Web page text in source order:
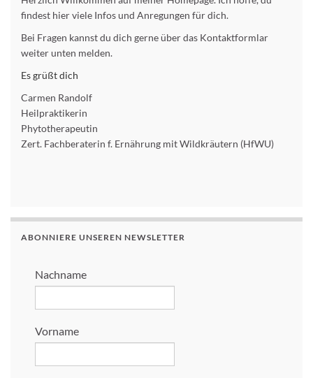
findest hier viele Infos und Anregungen für dich.
Bei Fragen kannst du dich gerne über das Kontaktformlar
weiter unten melden.
Es grüßt dich
Carmen Randolf
Heilpraktikerin
Phytotherapeutin
Zert. Fachberaterin f. Ernährung mit Wildkräutern (HfWU)
ABONNIERE UNSEREN NEWSLETTER
Nachname
Vorname